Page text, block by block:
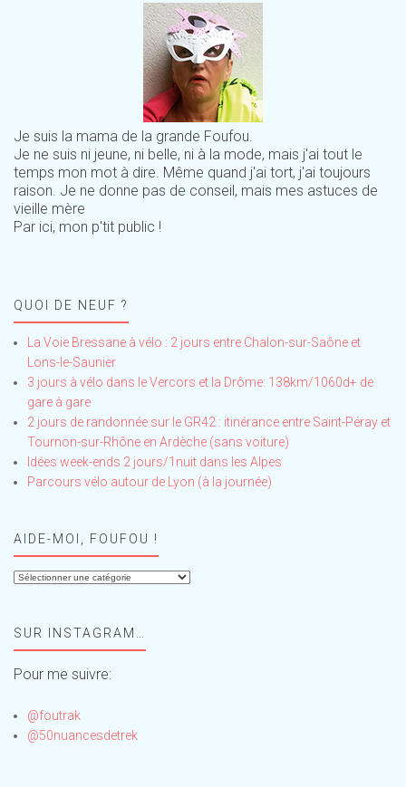
Je suis la mama de la grande Foufou.
Je ne suis ni jeune, ni belle, ni à la mode, mais j'ai tout le
temps mon mot à dire. Même quand j'ai tort, j'ai toujours
raison. Je ne donne pas de conseil, mais mes astuces de
vieille mère
Par ici, mon p'tit public !
QUOI DE NEUF ?
La Voie Bressane à vélo : 2 jours entre Chalon-sur-Saône et
Lons-le-Saunier
3 jours à vélo dans le Vercors et la Drôme: 138km/1060d+ de
gare à gare
2 jours de randonnée sur le GR42 : itinérance entre Saint-Péray et
Tournon-sur-Rhône en Ardèche (sans voiture)
Idées week-ends 2 jours/1nuit dans les Alpes
Parcours vélo autour de Lyon (à la journée)
AIDE-MOI, FOUFOU !
Aide-
!SUR INSTAGRAM…
Pour me suivre:
@foutrak
@50nuancesdetrek